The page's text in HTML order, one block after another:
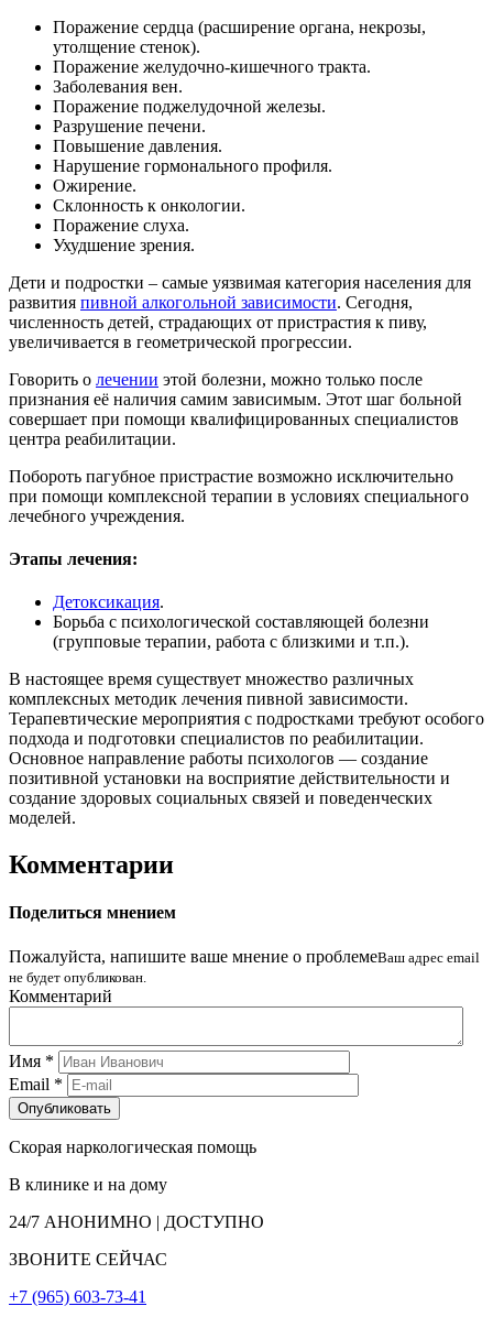
Поражение сердца (расширение органа, некрозы,
утолщение стенок).
Поражение желудочно-кишечного тракта.
Заболевания вен.
Поражение поджелудочной железы.
Разрушение печени.
Повышение давления.
Нарушение гормонального профиля.
Ожирение.
Склонность к онкологии.
Поражение слуха.
Ухудшение зрения.
Дети и подростки – самые уязвимая категория населения для
развития пивной алкогольной зависимости. Сегодня,
численность детей, страдающих от пристрастия к пиву,
увеличивается в геометрической прогрессии.
Говорить о лечении этой болезни, можно только после
признания её наличия самим зависимым. Этот шаг больной
совершает при помощи квалифицированных специалистов
центра реабилитации.
Побороть пагубное пристрастие возможно исключительно
при помощи комплексной терапии в условиях специального
лечебного учреждения.
Этапы лечения:
Детоксикация.
Борьба с психологической составляющей болезни
(групповые терапии, работа с близкими и т.п.).
В настоящее время существует множество различных
комплексных методик лечения пивной зависимости.
Терапевтические мероприятия с подростками требуют особого
подхода и подготовки специалистов по реабилитации.
Основное направление работы психологов — создание
позитивной установки на восприятие действительности и
создание здоровых социальных связей и поведенческих
моделей.
Комментарии
Поделиться мнением
Пожалуйста, напишите ваше мнение о проблемеВаш адрес email
не будет опубликован.
Комментарий
Имя *
Email *
Скорая наркологическая помощь
В клинике и на дому
24/7 АНОНИМНО | ДОСТУПНО
ЗВОНИТЕ СЕЙЧАС
+7 (965) 603-73-41